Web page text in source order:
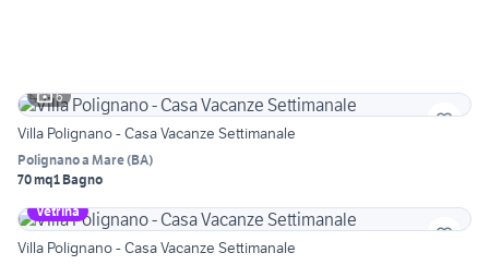
6
Villa Polignano - Casa Vacanze Settimanale
Polignano a Mare(BA)
70 mq1 Bagno
Vetrina
Villa Polignano - Casa Vacanze Settimanale